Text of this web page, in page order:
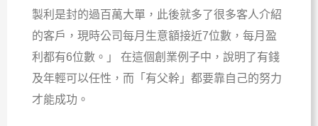
製利是封的過百萬大單，此後就多了很多客人介紹
的客戶，現時公司每月生意額接近7位數，每月盈
利都有6位數。」 在這個創業例子中，說明了有錢
及年輕可以任性，而「有父幹」都要靠自己的努力
才能成功。